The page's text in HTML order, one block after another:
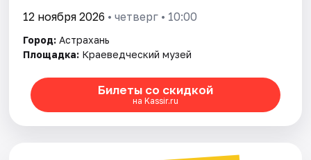
12 ноября 2026 • четверг • 10:00
Город: Астрахань
Площадка: Краеведческий музей
Билеты со скидкой
на Kassir.ru